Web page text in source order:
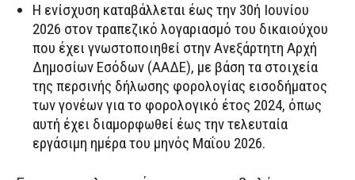
Η ενίσχυση καταβάλλεται έως την 30ή Ιουνίου
2026 στον τραπεζικό λογαριασμό του δικαιούχου
που έχει γνωστοποιηθεί στην Ανεξάρτητη Αρχή
Δημοσίων Εσόδων (ΑΑΔΕ), με βάση τα στοιχεία
της περσινής δήλωσης φορολογίας εισοδήματος
των γονέων για το φορολογικό έτος 2024, όπως
αυτή έχει διαμορφωθεί έως την τελευταία
εργάσιμη ημέρα του μηνός Μαΐου 2026.